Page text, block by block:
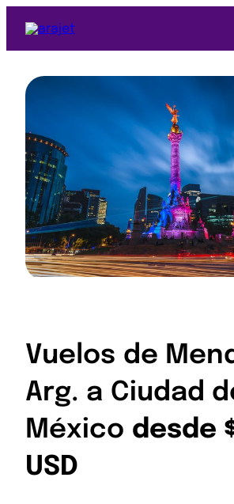
Vuelos de
Arg. a Ciudad
México desde
USD